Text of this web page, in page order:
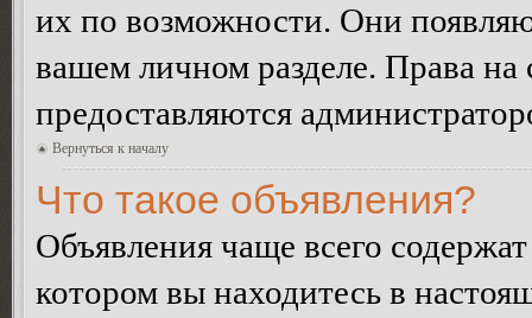
их по возможности. Они
вашем личном разделе. Права
предоставляются
Вернуться к началу
Что такое объявления?
Объявления чаще всего
котором вы находитесь в